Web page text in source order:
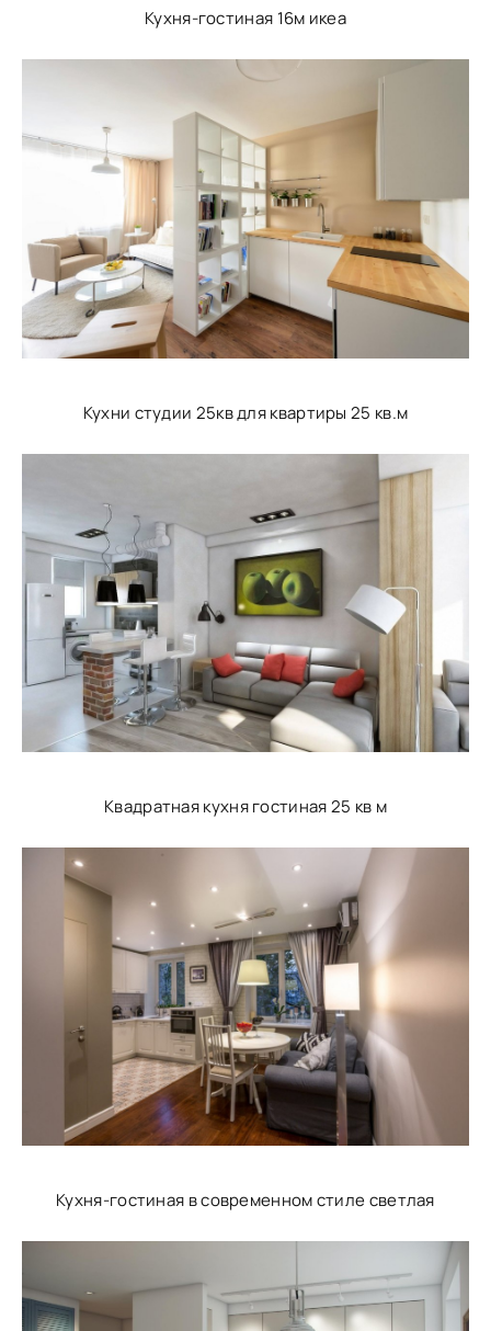
Кухня-гостиная 16м икеа
Кухни студии 25кв для квартиры 25 кв.м
Квадратная кухня гостиная 25 кв м
Кухня-гостиная в современном стиле светлая